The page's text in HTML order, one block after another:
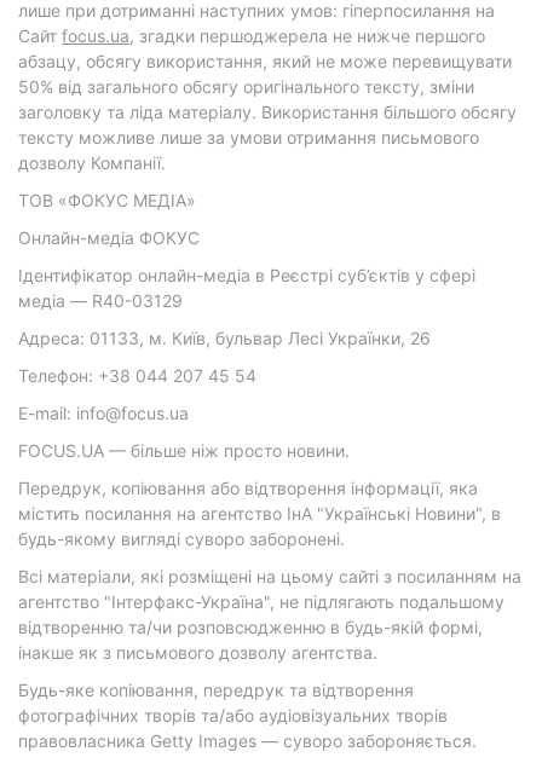
лише при дотриманні наступних умов: гіперпосилання на
Cайт focus.ua, згадки першоджерела не нижче першого
абзацу, обсягу використання, який не може перевищувати
50% від загального обсягу оригінального тексту, зміни
заголовку та ліда матеріалу. Використання більшого обсягу
тексту можливе лише за умови отримання письмового
дозволу Компанії.
ТОВ «ФОКУС МЕДІА»
Онлайн-медіа ФОКУС
Ідентифікатор онлайн-медіа в Реєстрі суб’єктів у сфері
медіа — R40-03129
Адреса: 01133, м. Київ, бульвар Лесі Українки, 26
Телефон: +38 044 207 45 54
E-mail: info@focus.ua
FOCUS.UA — більше ніж просто новини.
Передрук, копіювання або відтворення інформації, яка
містить посилання на агентство ІнА "Українські Новини", в
будь-якому вигляді суворо заборонені.
Всі матеріали, які розміщені на цьому сайті з посиланням на
агентство "Інтерфакс-Україна", не підлягають подальшому
відтворенню та/чи розповсюдженню в будь-якій формі,
інакше як з письмового дозволу агентства.
Будь-яке копіювання, передрук та відтворення
фотографічних творів та/або аудіовізуальних творів
правовласника Getty Images — суворо забороняється.